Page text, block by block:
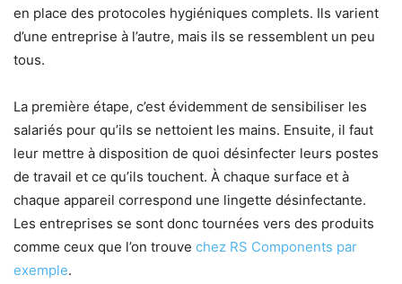
en place des protocoles hygiéniques complets. Ils varient
d’une entreprise à l’autre, mais ils se ressemblent un peu
tous.
La première étape, c’est évidemment de sensibiliser les
salariés pour qu’ils se nettoient les mains. Ensuite, il faut
leur mettre à disposition de quoi désinfecter leurs postes
de travail et ce qu’ils touchent. À chaque surface et à
chaque appareil correspond une lingette désinfectante.
Les entreprises se sont donc tournées vers des produits
comme ceux que l’on trouve chez RS Components par
exemple.